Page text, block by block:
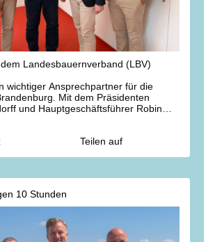
Landesbauernverband (LBV)
wichtiger Ansprechpartner für die
Mit dem Präsidenten
und Hauptgeschäftsführer Robin
über Düngemittel bis zur
und Ackerbau. Schon in der
machte er den Traktorführerschein, um
mitzuhelfen.
Teilen auf
10 Stunden